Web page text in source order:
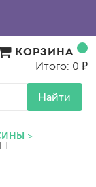
Найти
КОРЗИНА
Итого: 0 ₽